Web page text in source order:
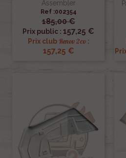
Assembler
Ref :002354
185,00 €
Prix public : 157,25 €
Prix club Renov 2cv:
157,25 €